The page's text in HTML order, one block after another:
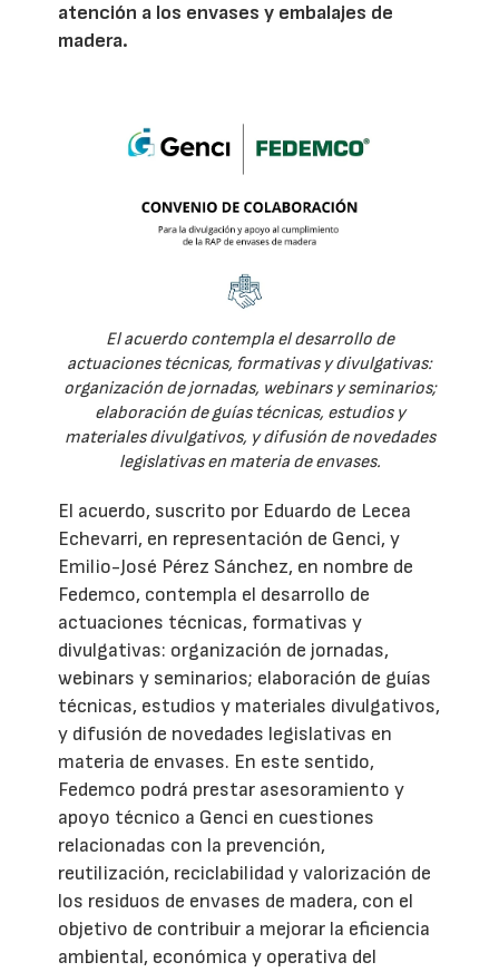
atención a los envases y embalajes de
madera.
El acuerdo contempla el desarrollo de
actuaciones técnicas, formativas y divulgativas:
organización de jornadas, webinars y seminarios;
elaboración de guías técnicas, estudios y
materiales divulgativos, y difusión de novedades
legislativas en materia de envases.
El acuerdo, suscrito por Eduardo de Lecea
Echevarri, en representación de Genci, y
Emilio-José Pérez Sánchez, en nombre de
Fedemco, contempla el desarrollo de
actuaciones técnicas, formativas y
divulgativas: organización de jornadas,
webinars y seminarios; elaboración de guías
técnicas, estudios y materiales divulgativos,
y difusión de novedades legislativas en
materia de envases. En este sentido,
Fedemco podrá prestar asesoramiento y
apoyo técnico a Genci en cuestiones
relacionadas con la prevención,
reutilización, reciclabilidad y valorización de
los residuos de envases de madera, con el
objetivo de contribuir a mejorar la eficiencia
ambiental, económica y operativa del